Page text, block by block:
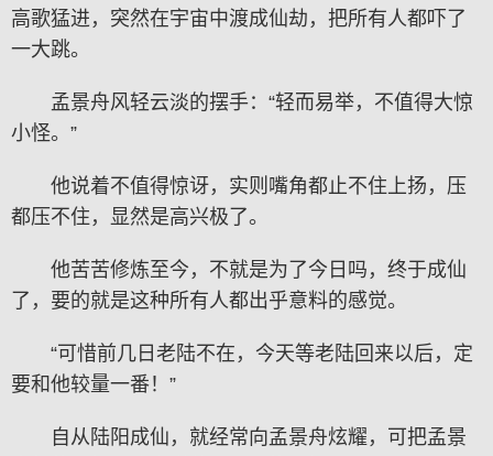
高歌猛进，突然在宇宙中渡成仙劫，把所有人都吓了
一大跳。
孟景舟风轻云淡的摆手：“轻而易举，不值得大惊
小怪。”
他说着不值得惊讶，实则嘴角都止不住上扬，压
都压不住，显然是高兴极了。
他苦苦修炼至今，不就是为了今日吗，终于成仙
了，要的就是这种所有人都出乎意料的感觉。
“可惜前几日老陆不在，今天等老陆回来以后，定
要和他较量一番！”
自从陆阳成仙，就经常向孟景舟炫耀，可把孟景